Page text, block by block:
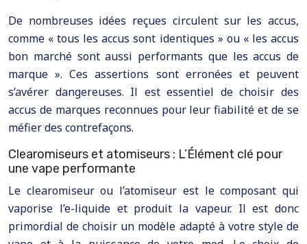
De nombreuses idées reçues circulent sur les accus,
comme « tous les accus sont identiques » ou « les accus
bon marché sont aussi performants que les accus de
marque ». Ces assertions sont erronées et peuvent
s’avérer dangereuses. Il est essentiel de choisir des
accus de marques reconnues pour leur fiabilité et de se
méfier des contrefaçons.
Clearomiseurs et atomiseurs : L’Élément clé pour
une vape performante
Le clearomiseur ou l’atomiseur est le composant qui
vaporise l’e-liquide et produit la vapeur. Il est donc
primordial de choisir un modèle adapté à votre style de